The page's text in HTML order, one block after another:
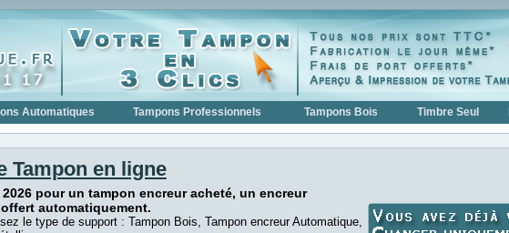
Automatiques Tampons Professionnels Tampons Bois Timbre Seul
Tampon en ligne
pour un tampon encreur acheté, un encreur
automatiquement.
le type de support : Tampon Bois, Tampon encreur Automatique,